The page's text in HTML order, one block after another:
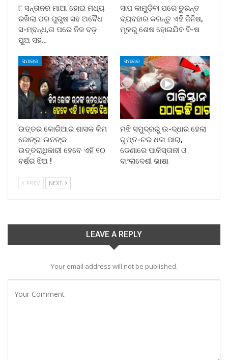
୮ ସନ୍ତାନର ମାଆ ହୋଇ ମଧ୍ୟ
ରଖିଲା ପର ପୁରୁଷ ସହ ଅବୈଧ
ସ-ମ୍ବନ୍ଧ,ତା ପରେ ନିଜ ବଡ଼
ପୁଅ ସହ…
ସାପ କାମୁଡ଼ିବା ପରେ ତୁରନ୍ତ
ବ୍ୟବହାର କରନ୍ତୁ ଏହି ଜିନିଷ,
ମୂଳରୁ ଶେଷ ହୋଇଯିବ ବି-ଷ
ସମାଚାର
ଉତ୍ତର କୋରିଆର ଶାସକ କିମ
ଜୋଙ୍ଗ ଉନଙ୍କ
ଉତ୍ତରାଧିକାରୀ ହେବେ ଏହି ୧୦
ବର୍ଷର ଝିଅ !
ସମାଚାର
ମଝି ସମୁଦ୍ରରୁ ଉ-ଦ୍ଧାର ହେଲା
ଗୁପ୍ତ-ଚର ଧଳା ପାରା,
ଡେଣାରେ ପାକିସ୍ତାନୀ ଓ
ବାଂଲାଦେଶୀ ଭାଷା
PREV NEXT
LEAVE A REPLY
Your email address will not be published.